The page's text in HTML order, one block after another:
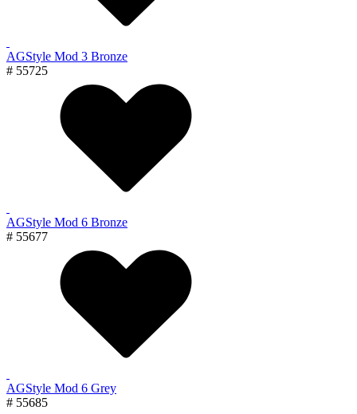
AGStyle Mod 3 Bronze
# 55725
AGStyle Mod 6 Bronze
# 55677
AGStyle Mod 6 Grey
# 55685